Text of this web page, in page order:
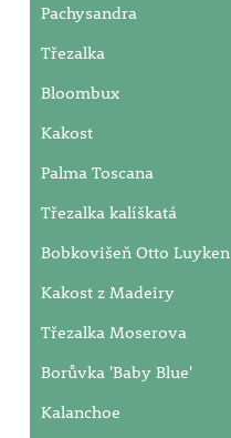
Pachysandra
Třezalka
Bloombux
Kakost
Palma Toscana
Třezalka kalíškatá
Bobkovišeň Otto Luyken
Kakost z Madeiry
Třezalka Moserova
Borůvka 'Baby Blue'
Kalanchoe